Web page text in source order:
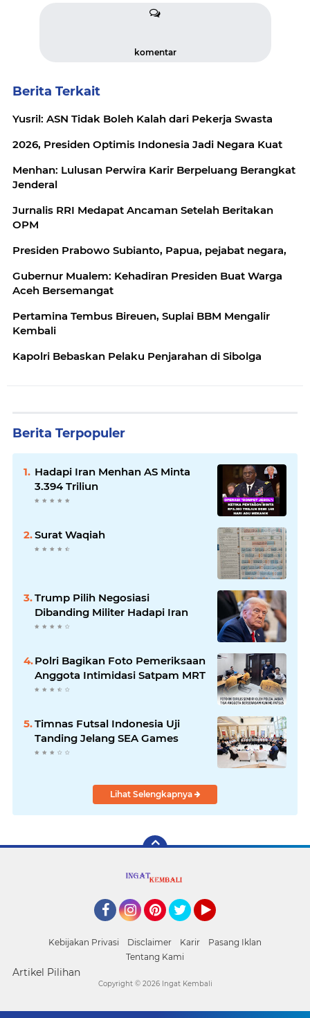
komentar
Berita Terkait
Yusril: ASN Tidak Boleh Kalah dari Pekerja Swasta
2026, Presiden Optimis Indonesia Jadi Negara Kuat
Menhan: Lulusan Perwira Karir Berpeluang Berangkat
Jenderal
Jurnalis RRI Medapat Ancaman Setelah Beritakan
OPM
Presiden Prabowo Subianto, Papua, pejabat negara,
Gubernur Mualem: Kehadiran Presiden Buat Warga
Aceh Bersemangat
Pertamina Tembus Bireuen, Suplai BBM Mengalir
Kembali
Kapolri Bebaskan Pelaku Penjarahan di Sibolga
Berita Terpopuler
Hadapi Iran Menhan AS Minta
3.394 Triliun
Surat Waqiah
Trump Pilih Negosiasi
Dibanding Militer Hadapi Iran
Polri Bagikan Foto Pemeriksaan
Anggota Intimidasi Satpam MRT
Timnas Futsal Indonesia Uji
Tanding Jelang SEA Games
Lihat Selengkapnya
Kebijakan Privasi Disclaimer Karir
Pasang Iklan
Tentang Kami
Artikel Pilihan
Copyright © 2026 Ingat Kembali